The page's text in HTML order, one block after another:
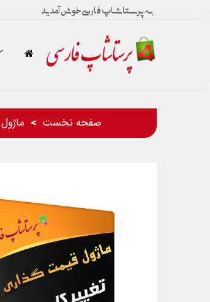
به پرستاشاپ فارسی خوش آمدید
صفحه نخست